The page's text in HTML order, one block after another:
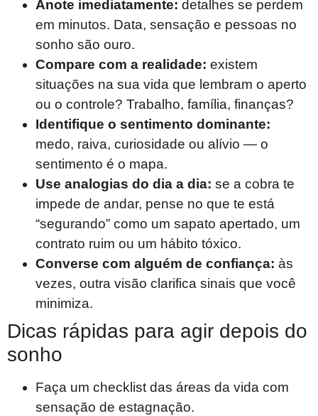
Anote imediatamente: detalhes se perdem
em minutos. Data, sensação e pessoas no
sonho são ouro.
Compare com a realidade: existem
situações na sua vida que lembram o aperto
ou o controle? Trabalho, família, finanças?
Identifique o sentimento dominante:
medo, raiva, curiosidade ou alívio — o
sentimento é o mapa.
Use analogias do dia a dia: se a cobra te
impede de andar, pense no que te está
“segurando” como um sapato apertado, um
contrato ruim ou um hábito tóxico.
Converse com alguém de confiança: às
vezes, outra visão clarifica sinais que você
minimiza.
Dicas rápidas para agir depois do
sonho
Faça um checklist das áreas da vida com
sensação de estagnação.